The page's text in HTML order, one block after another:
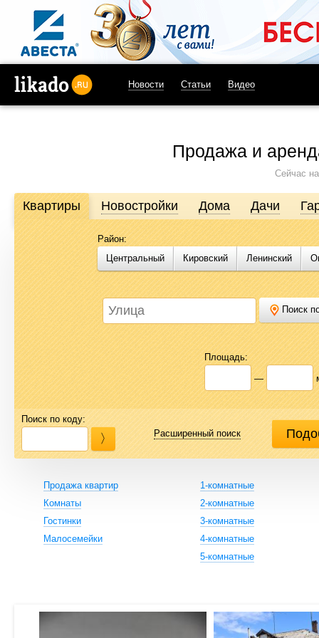
Новости Статьи Видео
Продажа и
Сейчас
Продажа и аренда недвижимости в Омске
Likado.ru – сайт актуальных и достоверных объявлений по
или купить квартиру, найти землю под строительство,
Likado.ru, чтобы сэкономить время и силы в поисках нужного
Квартиры Новостройки Дома Дачи
Район:
Центральный
Кировский Ленинский
Поиск
Площадь:
—
Поиск по коду:
Расширенный поиск
Продажа квартир
Комнаты
Гостинки
Малосемейки
1-комнатные
2-комнатные
3-комнатные
4-комнатные
5-комнатные